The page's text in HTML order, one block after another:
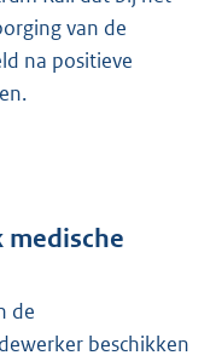
van de
na positieve
de
beschikken